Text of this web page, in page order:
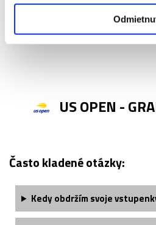
US OPEN -
Často kladené otázky:
Kedy obdržím svoje